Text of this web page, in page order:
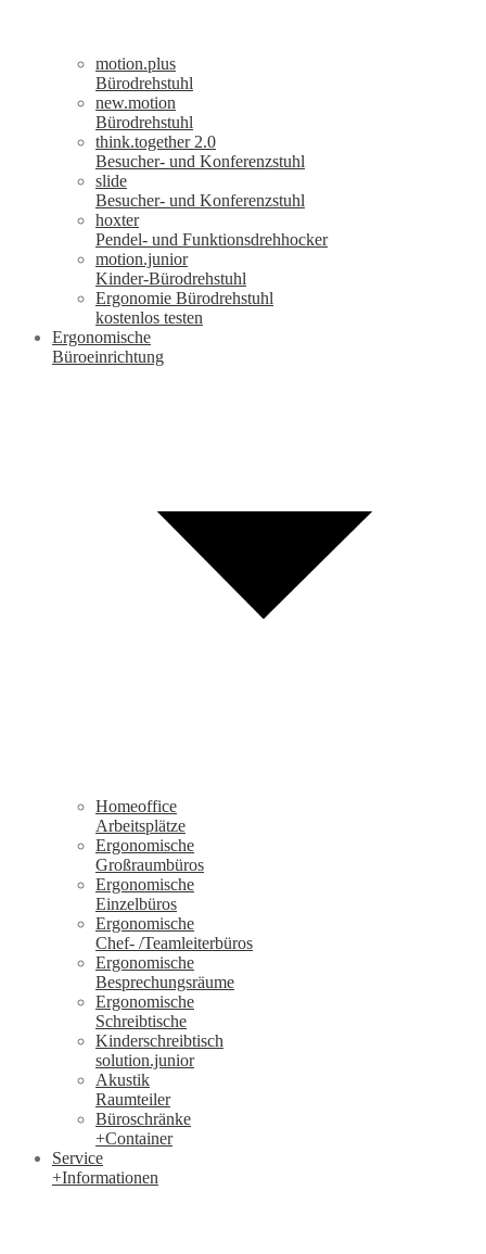
motion.plus
Bürodrehstuhl
new.motion
Bürodrehstuhl
think.together 2.0
Besucher- und Konferenzstuhl
slide
Besucher- und Konferenzstuhl
hoxter
Pendel- und Funktionsdrehhocker
motion.junior
Kinder-Bürodrehstuhl
Ergonomie Bürodrehstuhl
kostenlos testen
Ergonomische
Büroeinrichtung
Homeoffice
Arbeitsplätze
Ergonomische
Großraumbüros
Ergonomische
Einzelbüros
Ergonomische
Chef- /Teamleiterbüros
Ergonomische
Besprechungsräume
Ergonomische
Schreibtische
Kinderschreibtisch
solution.junior
Akustik
Raumteiler
Büroschränke
+Container
Service
+Informationen